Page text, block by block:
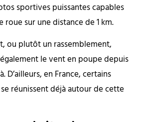
sportives puissantes capables
roue sur une distance de 1 km.
ou plutôt un rassemblement,
le vent en poupe depuis
D’ailleurs, en France, certains
réunissent déjà autour de cette